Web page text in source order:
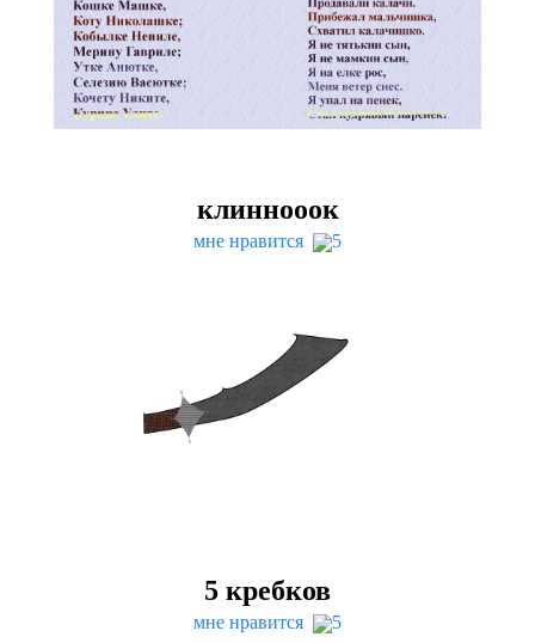
клиннооок
мне нравится 5
5 кребков
мне нравится 5